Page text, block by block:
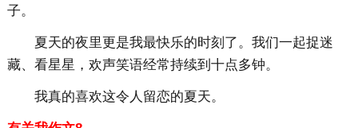
子。
夏天的夜里更是我最快乐的时刻了。我们一起捉迷
藏、看星星，欢声笑语经常持续到十点多钟。
我真的喜欢这令人留恋的夏天。